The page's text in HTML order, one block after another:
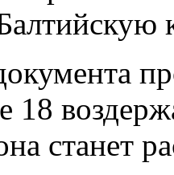
18
станет